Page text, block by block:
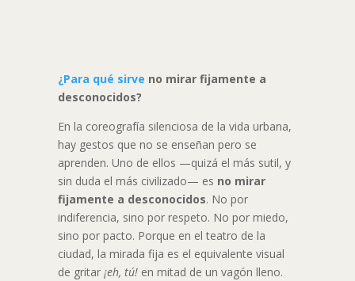
¿Para qué sirve no mirar fijamente a
desconocidos?
En la coreografía silenciosa de la vida urbana,
hay gestos que no se enseñan pero se
aprenden. Uno de ellos —quizá el más sutil, y
sin duda el más civilizado— es no mirar
fijamente a desconocidos. No por
indiferencia, sino por respeto. No por miedo,
sino por pacto. Porque en el teatro de la
ciudad, la mirada fija es el equivalente visual
de gritar ¡eh, tú!en mitad de un vagón lleno.